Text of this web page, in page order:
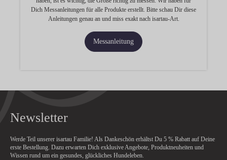
Dich Messanleitungen für alle Produkte erstellt. Bitte schau Dir diese
Anleitungen genau an und miss exakt nach isartau-Art.
Messanleitung
Newsletter
Werde Teil unserer isartau Familie! Als Dankeschön erhältst Du 5 % Rabatt auf Deine
erste Bestellung. Dazu erwarten Dich exklusive Angebote, Produktneuheiten und
Wissen rund um ein gesundes, glückliches Hundeleben.